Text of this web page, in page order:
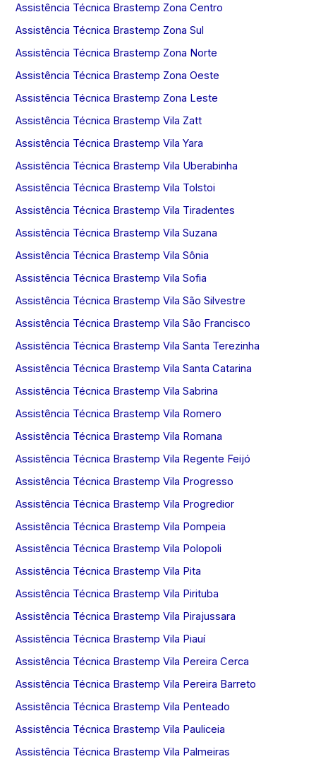
Assistência Técnica Brastemp Zona Centro
Assistência Técnica Brastemp Zona Sul
Assistência Técnica Brastemp Zona Norte
Assistência Técnica Brastemp Zona Oeste
Assistência Técnica Brastemp Zona Leste
Assistência Técnica Brastemp Vila Zatt
Assistência Técnica Brastemp Vila Yara
Assistência Técnica Brastemp Vila Uberabinha
Assistência Técnica Brastemp Vila Tolstoi
Assistência Técnica Brastemp Vila Tiradentes
Assistência Técnica Brastemp Vila Suzana
Assistência Técnica Brastemp Vila Sônia
Assistência Técnica Brastemp Vila Sofia
Assistência Técnica Brastemp Vila São Silvestre
Assistência Técnica Brastemp Vila São Francisco
Assistência Técnica Brastemp Vila Santa Terezinha
Assistência Técnica Brastemp Vila Santa Catarina
Assistência Técnica Brastemp Vila Sabrina
Assistência Técnica Brastemp Vila Romero
Assistência Técnica Brastemp Vila Romana
Assistência Técnica Brastemp Vila Regente Feijó
Assistência Técnica Brastemp Vila Progresso
Assistência Técnica Brastemp Vila Progredior
Assistência Técnica Brastemp Vila Pompeia
Assistência Técnica Brastemp Vila Polopoli
Assistência Técnica Brastemp Vila Pita
Assistência Técnica Brastemp Vila Pirituba
Assistência Técnica Brastemp Vila Pirajussara
Assistência Técnica Brastemp Vila Piauí
Assistência Técnica Brastemp Vila Pereira Cerca
Assistência Técnica Brastemp Vila Pereira Barreto
Assistência Técnica Brastemp Vila Penteado
Assistência Técnica Brastemp Vila Pauliceia
Assistência Técnica Brastemp Vila Palmeiras